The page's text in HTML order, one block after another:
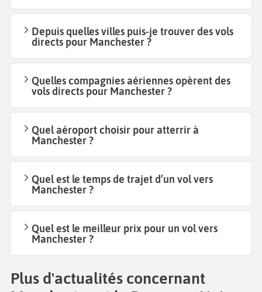
Depuis quelles villes puis-je trouver des vols
directs pour Manchester ?
Quelles compagnies aériennes opèrent des
vols directs pour Manchester ?
Quel aéroport choisir pour atterrir à
Manchester ?
Quel est le temps de trajet d’un vol vers
Manchester ?
Quel est le meilleur prix pour un vol vers
Manchester ?
Plus d'actualités concernant